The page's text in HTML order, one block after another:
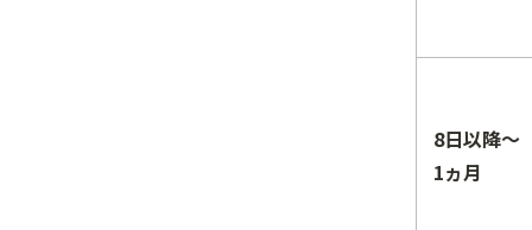
8日以降～
1ヵ月